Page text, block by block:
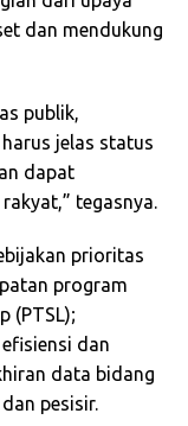
dan mendukung
publik,
jelas status
dapat
tegasnya.
prioritas
program
(PTSL);
dan
data bidang
pesisir.